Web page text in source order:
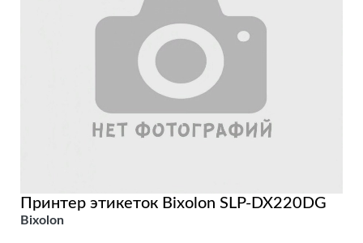
Принтер этикеток Bixolon SLP-DX220DG
Bixolon